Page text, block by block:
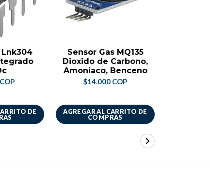
DE
Sensor Gas MQ135
Dioxido de Carbono,
Amoniaco, Benceno
$14.000 COP
AGREGAR AL CARRITO DE
COMPRAS